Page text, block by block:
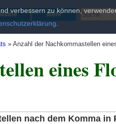
Mehr
»Anzahl der Nachkommastellen
eines
nach dem Komma in
verbessern zu können,